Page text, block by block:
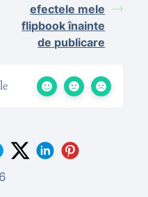
efectele mele
flipbook înainte
de publicare